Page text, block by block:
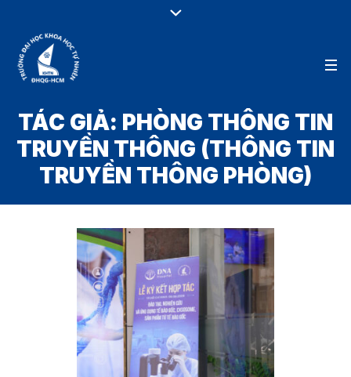
TÁC GIẢ: PHÒNG THÔNG TIN
TRUYỀN THÔNG (THÔNG TIN
TRUYỀN THÔNG PHÒNG)